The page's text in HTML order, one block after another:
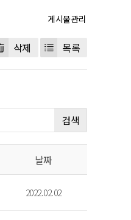
삭제 목록
검색
날짜
2022.02.02